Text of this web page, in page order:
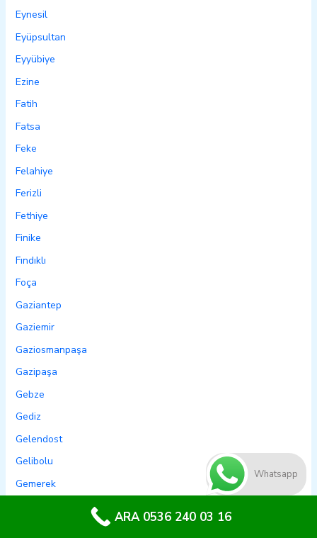
Eynesil
Eyüpsultan
Eyyübiye
Ezine
Fatih
Fatsa
Feke
Felahiye
Ferizli
Fethiye
Finike
Fındıklı
Foça
Gaziantep
Gaziemir
Gaziosmanpaşa
Gazipaşa
Gebze
Gediz
Gelendost
Gelibolu
Gemerek
Whatsapp
ARA 0536 240 03 16